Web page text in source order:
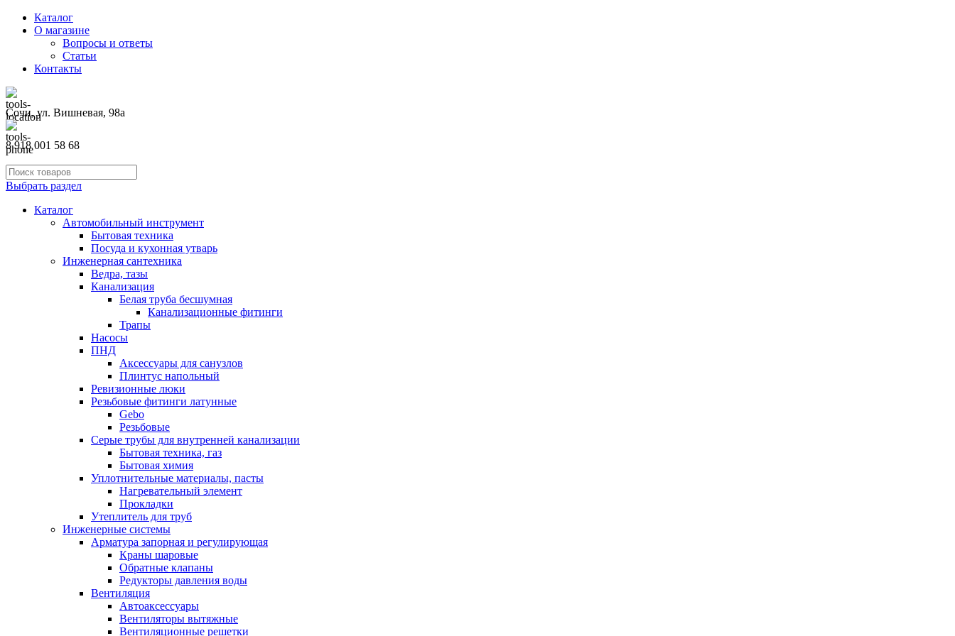
Каталог
О магазине
Вопросы и ответы
Статьи
Контакты
Сочи, ул. Вишневая, 98а
8 918 001 58 68
Выбрать раздел
Каталог
Автомобильный инструмент
Бытовая техника
Посуда и кухонная утварь
Инженерная сантехника
Ведра, тазы
Канализация
Белая труба бесшумная
Канализационные фитинги
Трапы
Насосы
ПНД
Аксессуары для санузлов
Плинтус напольный
Ревизионные люки
Резьбовые фитинги латунные
Gebo
Резьбовые
Серые трубы для внутренней канализации
Бытовая техника, газ
Бытовая химия
Уплотнительные материалы, пасты
Нагревательный элемент
Прокладки
Утеплитель для труб
Инженерные системы
Арматура запорная и регулирующая
Краны шаровые
Обратные клапаны
Редукторы давления воды
Вентиляция
Автоаксессуары
Вентиляторы вытяжные
Вентиляционные решетки